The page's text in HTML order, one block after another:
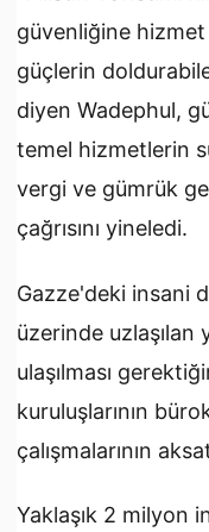
güvenliğine
güçlerin
diyen Wadephul,
temel hizmetlerin
vergi ve gümrük
çağrısını yineledi.
Gazze'deki insani
üzerinde uzlaşılan
ulaşılması
kuruluşlarının
çalışmalarının
Yaklaşık 2 milyon